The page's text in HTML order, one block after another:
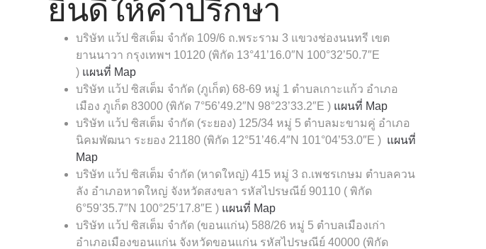
ยินดีให้คำปรึกษา
บริษัท แว้ป ซิสเต็ม จำกัด 109/6 ถ.พระราม 3 แขวงช่องนนทรี เขต
ยานนาวา กรุงเทพฯ 10120 (พิกัด 13°41’16.0″N 100°32’50.7″E
) แผนที่ Map
บริษัท แว้ป ซิสเต็ม จำกัด (ภูเก็ต) 68-69 หมู่ 1 ตำบลเกาะแก้ว อำเภอ
เมือง ภูเก็ต 83000 (พิกัด 7°56’49.2″N 98°23’33.2″E ) แผนที่ Map
บริษัท แว้ป ซิสเต็ม จำกัด (ระยอง) 125/34 หมู่ 5 ตำบลมะขามคู่ อำเภอ
นิคมพัฒนา ระยอง 21180 (พิกัด 12°51’46.4″N 101°04’53.0″E ) แผนที่
Map
บริษัท แว้ป ซิสเต็ม จำกัด (หาดใหญ่) 415 หมู่ 3 ถ.เพชรเกษม ตำบลควน
ลัง อำเภอหาดใหญ่ จังหวัดสงขลา รหัสไปรษณีย์ 90110 (พิกัด
6°59’35.7″N 100°25’17.8″E ) แผนที่ Map
บริษัท แว้ป ซิสเต็ม จำกัด (ขอนแก่น) 588/26 หมู่ 5 ตำบลเมืองเก่า
อำเภอเมืองขอนแก่น จังหวัดขอนแก่น รหัสไปรษณีย์ 40000 (พิกัด